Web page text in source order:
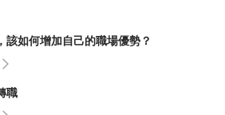
該如何增加自己的職場優勢？
職